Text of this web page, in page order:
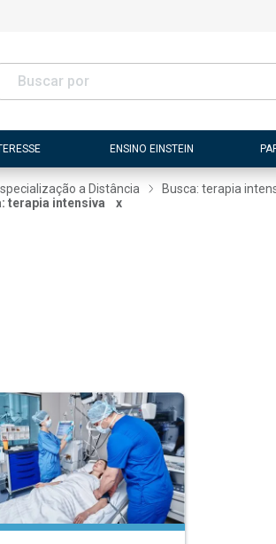
ENSINO EINSTEIN
a Distância Busca: terapia
terapia intensiva x